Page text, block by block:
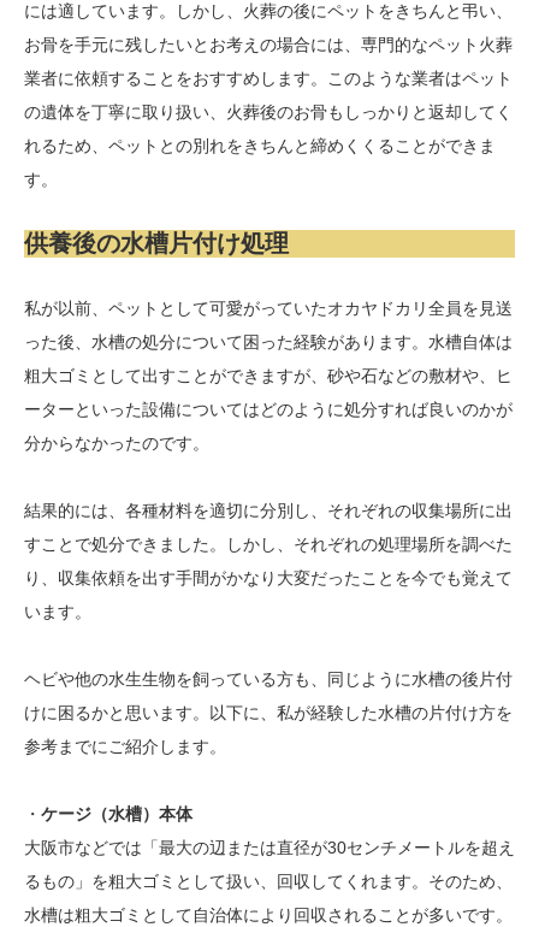
には適しています。しかし、火葬の後にペットをきちんと弔い、
お骨を手元に残したいとお考えの場合には、専門的なペット火葬
業者に依頼することをおすすめします。このような業者はペット
の遺体を丁寧に取り扱い、火葬後のお骨もしっかりと返却してく
れるため、ペットとの別れをきちんと締めくくることができま
す。
供養後の水槽片付け処理
私が以前、ペットとして可愛がっていたオカヤドカリ全員を見送
った後、水槽の処分について困った経験があります。水槽自体は
粗大ゴミとして出すことができますが、砂や石などの敷材や、ヒ
ーターといった設備についてはどのように処分すれば良いのかが
分からなかったのです。
結果的には、各種材料を適切に分別し、それぞれの収集場所に出
すことで処分できました。しかし、それぞれの処理場所を調べた
り、収集依頼を出す手間がかなり大変だったことを今でも覚えて
います。
ヘビや他の水生生物を飼っている方も、同じように水槽の後片付
けに困るかと思います。以下に、私が経験した水槽の片付け方を
参考までにご紹介します。
・ ケージ（水槽）本体
大阪市などでは「最大の辺または直径が30センチメートルを超え
るもの」を粗大ゴミとして扱い、回収してくれます。そのため、
水槽は粗大ゴミとして自治体により回収されることが多いです。